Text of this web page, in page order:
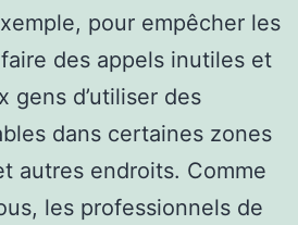
pour empêcher les
des appels inutiles et
gens d’utiliser des
dans certaines zones
autres endroits. Comme
les professionnels de